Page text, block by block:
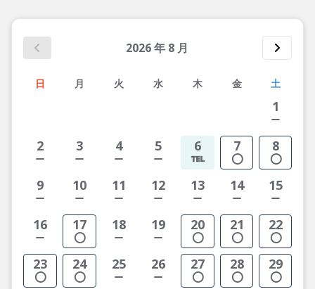
2026年 8 月
日 月 火 水 木 金 土
1
2 3 4 5 6 7 8
9 10 11 12 13 14 15
16 17 18 19 20 21 22
23 24 25 26 27 28 29